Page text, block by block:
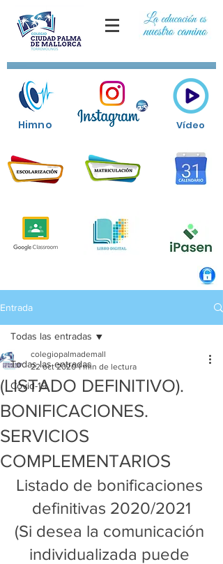
Himno Vídeo
Entrada
Todas las entradas
Covid-19
Todas las entradas
(LISTADO DEFINITIVO).
BONIFICACIONES.
SERVICIOS
COMPLEMENTARIOS
colegiopalmademall
22 oct 2020 1 min de lectura
Listado de bonificaciones
definitivas 2020/2021
(Si desea la comunicación
individualizada puede